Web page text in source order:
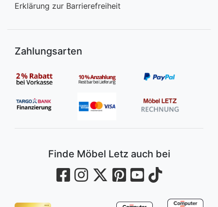
Erklärung zur Barrierefreiheit
Zahlungsarten
Finde Möbel Letz auch bei